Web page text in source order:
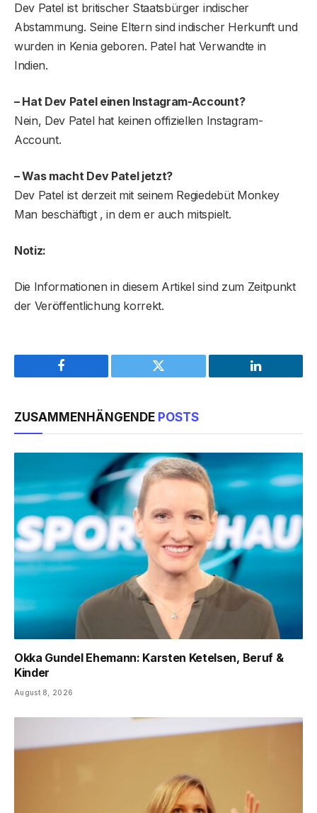
Dev Patel ist britischer Staatsbürger indischer
Abstammung. Seine Eltern sind indischer Herkunft und
wurden in Kenia geboren. Patel hat Verwandte in
Indien.
– Hat Dev Patel einen Instagram-Account?
Nein, Dev Patel hat keinen offiziellen Instagram-
Account.
– Was macht Dev Patel jetzt?
Dev Patel ist derzeit mit seinem Regiedebüt Monkey
Man beschäftigt , in dem er auch mitspielt.
Notiz:
Die Informationen in diesem Artikel sind zum Zeitpunkt
der Veröffentlichung korrekt.
Facebook Twitter LinkedIn
ZUSAMMENHÄNGENDE POSTS
Okka Gundel Ehemann: Karsten Ketelsen, Beruf &
Kinder
August 8, 2026